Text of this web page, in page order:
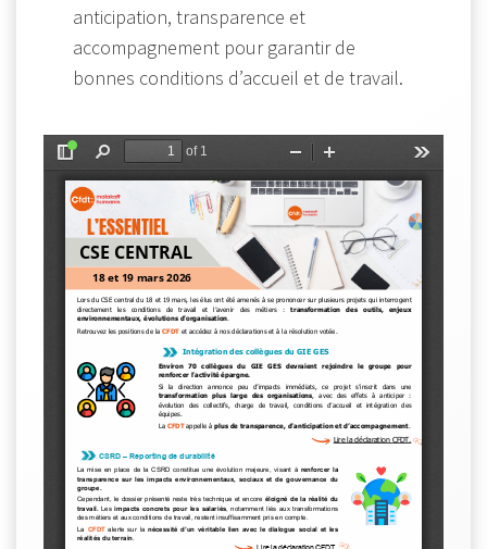
anticipation, transparence et
accompagnement pour garantir de
bonnes conditions d’accueil et de travail.